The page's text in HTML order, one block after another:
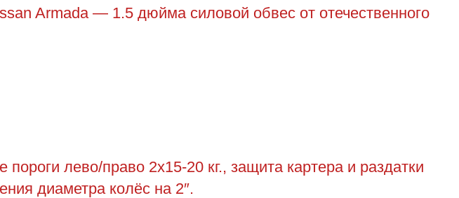
Armada — 1.5 дюйма силовой обвес от отечественного
лево/право 2х15-20 кг., защита картера и раздатки
диаметра колёс на 2″.